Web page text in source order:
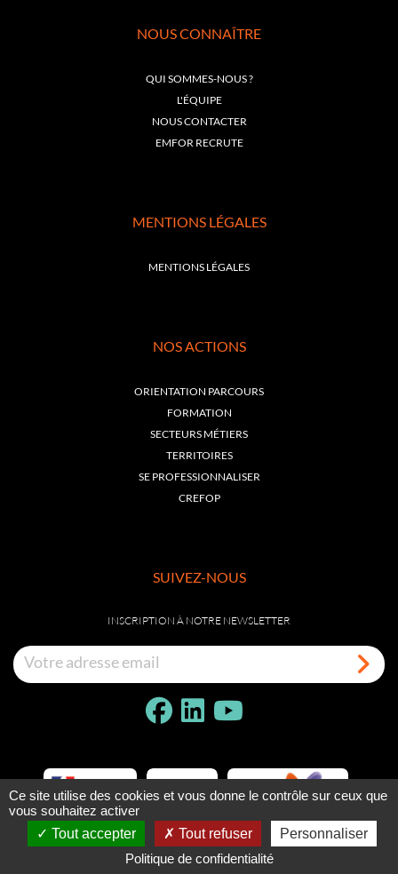
NOUS CONNAÎTRE
QUI SOMMES-NOUS ?
L'ÉQUIPE
NOUS CONTACTER
EMFOR RECRUTE
MENTIONS LÉGALES
MENTIONS LÉGALES
NOS ACTIONS
ORIENTATION PARCOURS
FORMATION
SECTEURS MÉTIERS
TERRITOIRES
SE PROFESSIONNALISER
CREFOP
SUIVEZ-NOUS
INSCRIPTION À NOTRE NEWSLETTER
Ce site utilise des cookies et vous donne le contrôle sur ceux que
vous souhaitez activer
Tout accepter
Tout refuser
Personnaliser
Politique de confidentialité